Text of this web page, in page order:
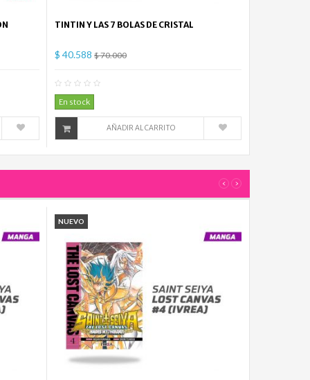
TINTIN Y LAS 7 BOLAS DE CRISTAL
$ 40.588 $ 70.000
En stock
AÑADIR AL CARRITO
‹ ›
NUEVO